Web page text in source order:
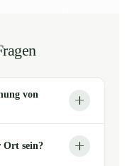
von
Ort sein?